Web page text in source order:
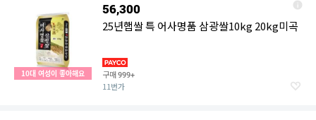
10대 여성이 좋아해요
56,300
25년햅쌀 특 어사명품 삼광쌀10kg 20kg미곡
구매999+
11번가